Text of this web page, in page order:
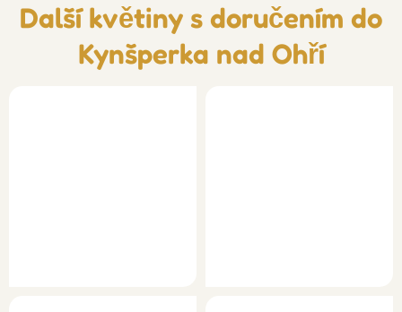
Další květiny s doručením do
Kynšperka nad Ohří